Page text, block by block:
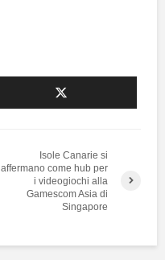
Isole Canarie si
affermano come hub per
i videogiochi alla
Gamescom Asia di
Singapore